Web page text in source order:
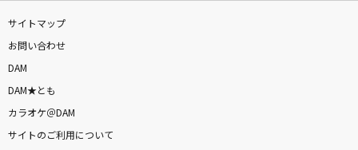
サイトマップ
お問い合わせ
DAM
DAM★とも
カラオケ＠DAM
サイトのご利用について